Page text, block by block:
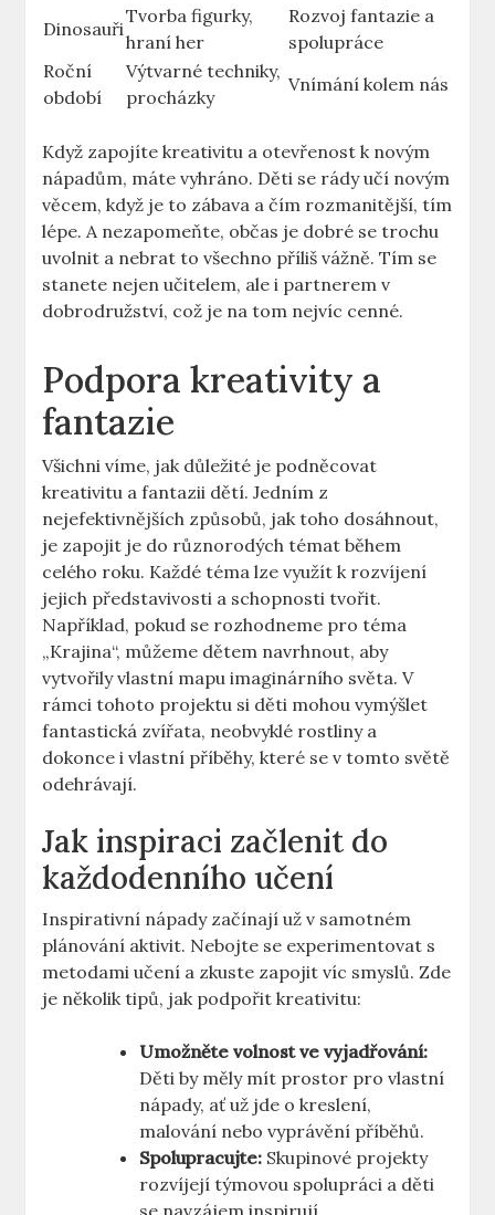
Dinosauři
Tvorba figurky,
hraní her
Rozvoj fantazie a
spolupráce
Roční
období
Výtvarné techniky,
procházky
Vnímání kolem nás
Když zapojíte kreativitu a otevřenost k novým
nápadům, máte vyhráno. Děti se rády učí novým
věcem, když je to zábava a čím rozmanitější, tím
lépe. A nezapomeňte, občas je dobré se trochu
uvolnit a nebrat to všechno příliš vážně. Tím se
stanete nejen učitelem, ale i partnerem v
dobrodružství, což je na tom nejvíc cenné.
Podpora kreativity a
fantazie
Všichni víme, jak důležité je podněcovat
kreativitu a fantazii dětí. Jedním z
nejefektivnějších způsobů, jak toho dosáhnout,
je zapojit je do různorodých témat během
celého roku. Každé téma lze využít k rozvíjení
jejich představivosti a schopnosti tvořit.
Například, pokud se rozhodneme pro téma
„Krajina“, můžeme dětem navrhnout, aby
vytvořily vlastní mapu imaginárního světa. V
rámci tohoto projektu si děti mohou vymýšlet
fantastická zvířata, neobvyklé rostliny a
dokonce i vlastní příběhy, které se v tomto světě
odehrávají.
Jak inspiraci začlenit do
každodenního učení
Inspirativní nápady začínají už v samotném
plánování aktivit. Nebojte se experimentovat s
metodami učení a zkuste zapojit víc smyslů. Zde
je několik tipů, jak podpořit kreativitu:
Umožněte volnost ve vyjadřování:
Děti by měly mít prostor pro vlastní
nápady, ať už jde o kreslení,
malování nebo vyprávění příběhů.
Spolupracujte: Skupinové projekty
rozvíjejí týmovou spolupráci a děti